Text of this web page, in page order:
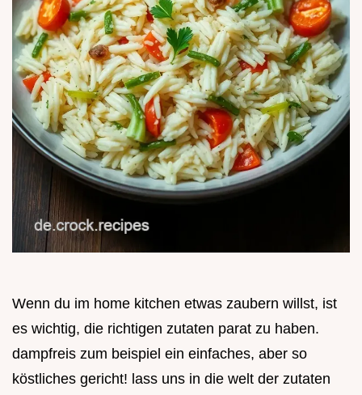
Wenn du im home kitchen etwas zaubern willst, ist
es wichtig, die richtigen zutaten parat zu haben.
dampfreis zum beispiel ein einfaches, aber so
köstliches gericht! lass uns in die welt der zutaten